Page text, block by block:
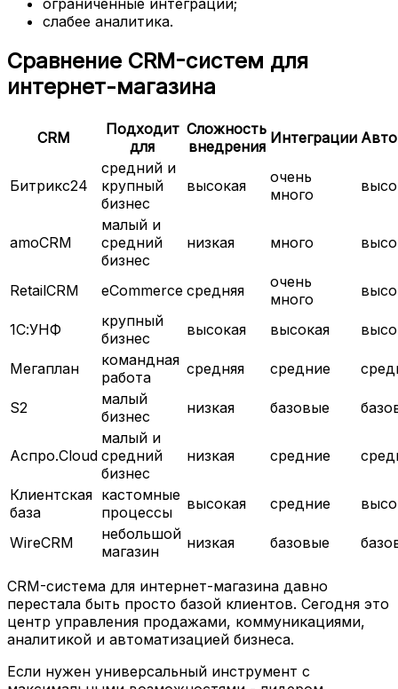
ограниченные интеграции;
слабее аналитика.
Сравнение CRM-систем для
интернет-магазина
CRM
Подходит
для
Сложность
внедрения Интеграции
Битрикс24
средний и
крупный
бизнес
высокая
очень
много
amoCRM
малый и
средний
бизнес
низкая много
RetailCRM eCommerce средняя
очень
много
1С:УНФ
крупный
бизнес
высокая высокая
Мегаплан
командная
работа
средняя средние
S2
малый
бизнес
низкая базовые
Аспро.Cloud
малый и
средний
бизнес
низкая средние
Клиентская
база
кастомные
процессы
высокая средние
WireCRM
небольшой
магазин
низкая базовые
CRM-система для интернет-магазина давно
перестала быть просто базой клиентов. Сегодня это
центр управления продажами, коммуникациями,
аналитикой и автоматизацией бизнеса.
Если нужен универсальный инструмент с